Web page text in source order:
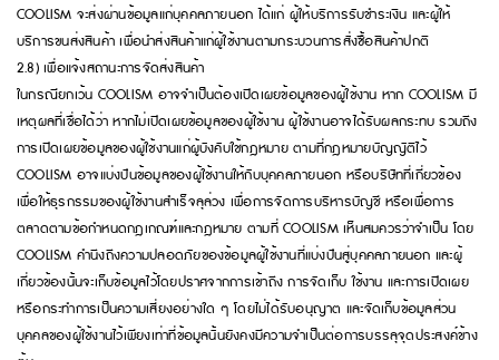
COOLISM จะส่งผ่านข้อมูลแก่บุคคลภายนอก ได้แก่ ผู้ให้บริการรับชำระเงิน และผู้ให้
บริการขนส่งสินค้า เพื่อนำส่งสินค้าแก่ผู้ใช้งานตามกระบวนการสั่งซื้อสินค้าปกติ
2.8) เพื่อแจ้งสถานะการจัดส่งสินค้า
ในกรณียกเว้น COOLISM อาจจำเป็นต้องเปิดเผยข้อมูลของผู้ใช้งาน หาก COOLISM มี
เหตุผลที่เชื่อได้ว่า หากไม่เปิดเผยข้อมูลของผู้ใช้งาน ผู้ใช้งานอาจได้รับผลกระทบ รวมถึง
การเปิดเผยข้อมูลของผู้ใช้งานแก่ผู้บังคับใช้กฎหมาย ตามที่กฎหมายบัญญัติไว้
COOLISM อาจแบ่งปันข้อมูลของผู้ใช้งานให้กับบุคคลภายนอก หรือบริษัทที่เกี่ยวข้อง
เพื่อให้ธุรกรรมของผู้ใช้งานสำเร็จลุล่วง เพื่อการจัดการบริหารบัญชี หรือเพื่อการ
ตลาดตามข้อกำหนดกฎเกณฑ์และกฎหมาย ตามที่ COOLISM เห็นสมควรว่าจำเป็น โดย
COOLISM คำนึงถึงความปลอดภัยของข้อมูลผู้ใช้งานที่แบ่งปันสู่บุคคลภายนอก และผู้
เกี่ยวข้องนั้นจะเก็บข้อมูลไว้โดยปราศจากการเข้าถึง การจัดเก็บ ใช้งาน และการเปิดเผย
หรือกระทำการเป็นความเสี่ยงอย่างใด ๆ โดยไม่ได้รับอนุญาต และจัดเก็บข้อมูลส่วน
บุคคลของผู้ใช้งานไว้เพียงเท่าที่ข้อมูลนั้นยังคงมีความจำเป็นต่อการบรรลุจุดประสงค์ข้าง